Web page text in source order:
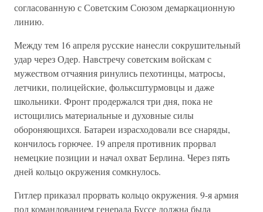
согласованную с Советским Союзом демаркационную
линию.
Между тем 16 апреля русские нанесли сокрушительный
удар через Одер. Навстречу советским войскам с
мужеством отчаяния ринулись пехотинцы, матросы,
летчики, полицейские, фольксштурмовцы и даже
школьники. Фронт продержался три дня, пока не
истощились материальные и духовные силы
обороняющихся. Батареи израсходовали все снаряды,
кончилось горючее. 19 апреля противник прорвал
немецкие позиции и начал охват Берлина. Через пять
дней кольцо окружения сомкнулось.
Гитлер приказал прорвать кольцо окружения. 9-я армия
под командованием генерала Буссе должна была